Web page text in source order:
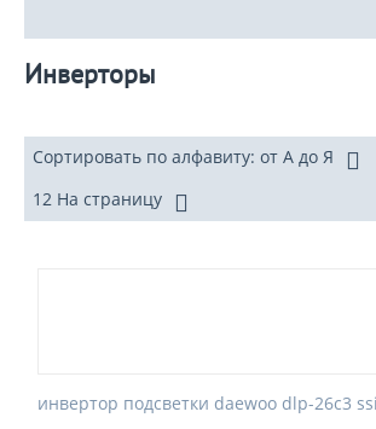
Инверторы
Сортировать по алфавиту: от А до Я
12 На страницу
инвертор подсветки daewoo dlp-26c3